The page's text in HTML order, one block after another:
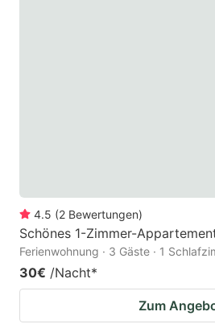
4.5 (2 Bewertungen)
Schönes 1-Zimmer-
Ferienwohnung · 3 Gäste · 1
30€ /Nacht*
Zum